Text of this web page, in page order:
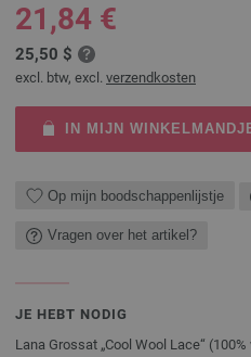
21,84 €
25,50 $
excl. btw, excl. verzendkosten
IN MIJN
Op mijn boodschappenlijstje
Vragen over het artikel?
JE HEBT NODIG
Lana Grossat „Cool Wool Lace“